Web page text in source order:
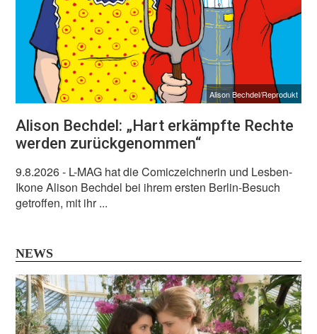
Alison Bechdel/Reprodukt
Alison Bechdel: „Hart erkämpfte Rechte
werden zurückgenommen“
9.8.2026- L-MAG hat die Comiczeichnerin und Lesben-
Ikone Alison Bechdel bei ihrem ersten Berlin-Besuch
getroffen, mit ihr ...
NEWS